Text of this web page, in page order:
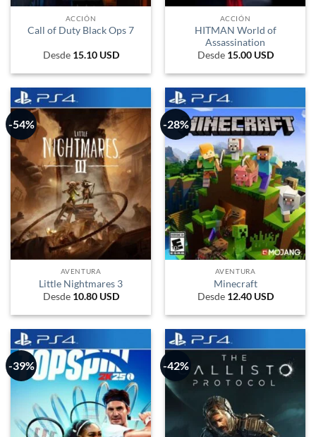
ACCIÓN
Call of Duty Black Ops 7
Desde 15.10 USD
ACCIÓN
HITMAN World of
Assassination
Desde 15.00 USD
-54%
AVENTURA
Little Nightmares 3
Desde 10.80 USD
-28%
AVENTURA
Minecraft
Desde 12.40 USD
-39% -42%